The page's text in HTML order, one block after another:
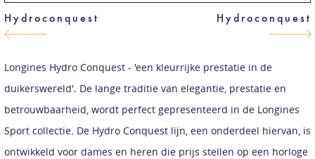
Hydroconquest Hydroconquest
Longines Hydro Conquest - 'een kleurrijke prestatie in de
duikerswereld'. De lange traditie van elegantie, prestatie en
betrouwbaarheid, wordt perfect gepresenteerd in de Longines
Sport collectie. De Hydro Conquest lijn, een onderdeel hiervan, is
ontwikkeld voor dames en heren die prijs stellen op een horloge